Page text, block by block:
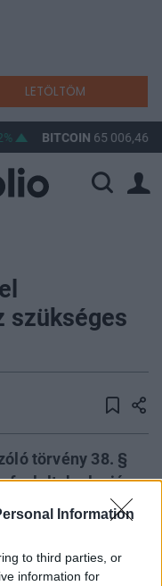
Information
to third parties, or
information for
LETÖLTÖM
BITCOIN65 006,46
szükséges
törvény 38. §
foglaltak alapján a
jogosult a
lakáscélú
lakáscélú